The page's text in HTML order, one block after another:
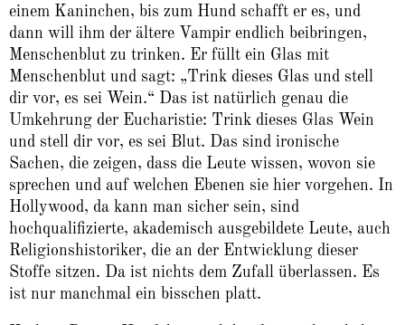
einem Kaninchen, bis zum Hund schafft er es, und
dann will ihm der ältere Vampir endlich beibringen,
Menschenblut zu trinken. Er füllt ein Glas mit
Menschenblut und sagt: „Trink dieses Glas und stell
dir vor, es sei Wein.“ Das ist natürlich genau die
Umkehrung der Eucharistie: Trink dieses Glas Wein
und stell dir vor, es sei Blut. Das sind ironische
Sachen, die zeigen, dass die Leute wissen, wovon sie
sprechen und auf welchen Ebenen sie hier vorgehen. In
Hollywood, da kann man sicher sein, sind
hochqualifizierte, akademisch ausgebildete Leute, auch
Religionshistoriker, die an der Entwicklung dieser
Stoffe sitzen. Da ist nichts dem Zufall überlassen. Es
ist nur manchmal ein bisschen platt.